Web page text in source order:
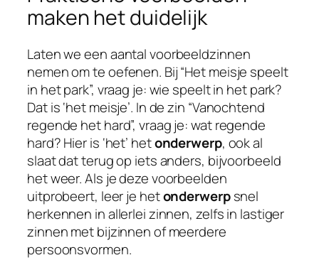
maken het duidelijk
Laten we een aantal voorbeeldzinnen
nemen om te oefenen. Bij “Het meisje speelt
in het park”, vraag je: wie speelt in het park?
Dat is ‘het meisje’. In de zin “Vanochtend
regende het hard”, vraag je: wat regende
hard? Hier is ‘het’ hetonderwerp, ook al
slaat dat terug op iets anders, bijvoorbeeld
het weer. Als je deze voorbeelden
uitprobeert, leer je hetonderwerpsnel
herkennen in allerlei zinnen, zelfs in lastiger
zinnen met bijzinnen of meerdere
persoonsvormen.